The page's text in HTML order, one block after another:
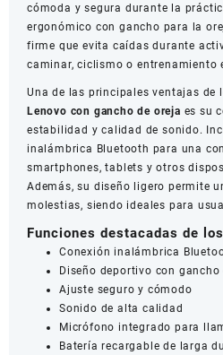
cómoda y segura durante la
ergonómico con gancho para la
firme que evita caídas durante
caminar, ciclismo o entrenamiento
Una de las principales ventajas de
Lenovo con gancho de oreja es su
estabilidad y calidad de sonido.
inalámbrica Bluetooth para una
smartphones, tablets y otros
Además, su diseño ligero permite
molestias, siendo ideales para
Funciones destacadas de
Conexión inalámbrica
Diseño deportivo con gancho
Ajuste seguro y cómodo
Sonido de alta calidad
Micrófono integrado para
Batería recargable de larga